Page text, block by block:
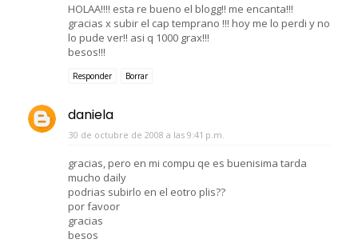
HOLAA!!!! esta re bueno el blogg!! me encanta!!!
gracias x subir el cap temprano !!! hoy me lo perdi y no
lo pude ver!! asi q 1000 grax!!!
besos!!!
Responder Borrar
daniela
30 de octubre de 2008 a las 9:41 p.m.
gracias, pero en mi compu qe es buenisima tarda
mucho daily
podrias subirlo en el eotro plis??
por favoor
gracias
besos